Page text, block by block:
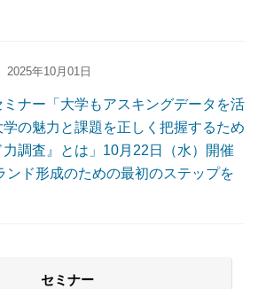
2025年10月01日
ナー「大学もアスキングデータを活
の魅力と課題を正しく把握するため
調査』とは」10月22日（水）開催
ンド形成のための最初のステップを
セミナー